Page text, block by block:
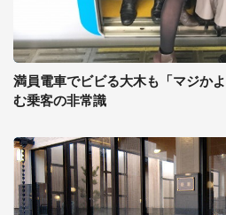
満員電車でビビる大木も「マジか
む乗客の非常識